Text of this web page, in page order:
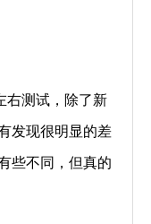
右测试，除了新
发现很明显的差
些不同，但真的